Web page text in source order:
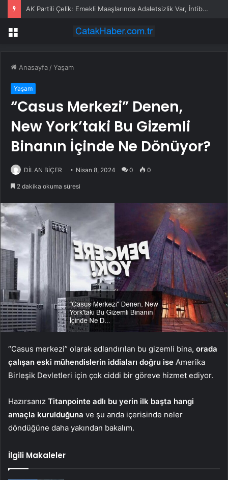
El Chapo’nun eşi cezaevinden çıktıktan sonra fenomene dönüştü
Menü
Anasayfa /Yaşam
Yaşam
“Casus Merkezi” Denen,
New York’taki Bu Gizemli
Binanın İçinde Ne Dönüyor?
DİLAN BİÇER Nisan 8, 2024 0 0
2 dakika okuma süresi
“Casus merkezi” olarak adlandırılan bu gizemli bina, orada
çalışan eski mühendislerin iddiaları doğru ise Amerika
Birleşik Devletleri için çok ciddi bir göreve hizmet ediyor.
Hazırsanız Titanpointe adlı bu yerin ilk başta hangi
amaçla kurulduğuna ve şu anda içerisinde neler
döndüğüne daha yakından bakalım.
İlgili Makaleler